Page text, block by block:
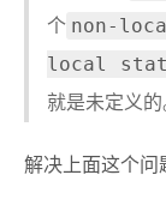
个 non-
local
就是未定义的
解决上面这个问